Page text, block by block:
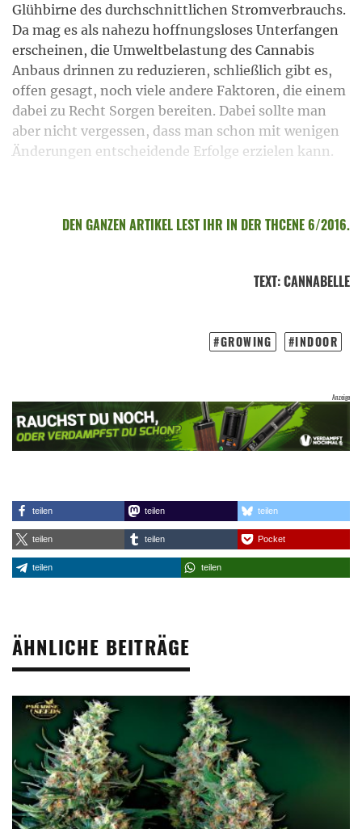
Glühbirne des durchschnittlichen Stromverbrauchs.
Da mag es als nahezu hoffnungsloses Unterfangen
erscheinen, die Umweltbelastung des Cannabis
Anbaus drinnen zu reduzieren, schließlich gibt es,
offen gesagt, noch viele andere Faktoren, die einem
dabei zu Recht Sorgen bereiten. Dabei sollte man
aber nicht vergessen, dass man schon mit wenigen
Änderungen entscheidende Erfolge erzielen kann.
DEN GANZEN ARTIKEL LEST IHR IN DER THCENE 6/2016.
TEXT:CANNABELLE
GROWING INDOOR
teilen teilen teilen
teilen teilen Pocket
teilen teilen
ÄHNLICHE BEITRÄGE